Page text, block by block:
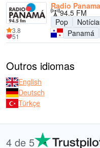
Radio
94.5 FM
Pop
Panamá
3.8
51
Outros idiomas
English
Deutsch
Türkçe
4 de 5